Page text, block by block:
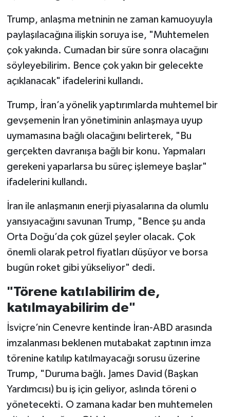
Trump, anlaşma metninin ne zaman kamuoyuyla
paylaşılacağına ilişkin soruya ise, "Muhtemelen
çok yakında. Cumadan bir süre sonra olacağını
söyleyebilirim. Bence çok yakın bir gelecekte
açıklanacak" ifadelerini kullandı.
Trump, İran’a yönelik yaptırımlarda muhtemel bir
gevşemenin İran yönetiminin anlaşmaya uyup
uymamasına bağlı olacağını belirterek, "Bu
gerçekten davranışa bağlı bir konu. Yapmaları
gerekeni yaparlarsa bu süreç işlemeye başlar"
ifadelerini kullandı.
İran ile anlaşmanın enerji piyasalarına da olumlu
yansıyacağını savunan Trump, "Bence şu anda
Orta Doğu’da çok güzel şeyler olacak. Çok
önemli olarak petrol fiyatları düşüyor ve borsa
bugün roket gibi yükseliyor" dedi.
"Törene katılabilirim de,
katılmayabilirim de"
İsviçre’nin Cenevre kentinde İran-ABD arasında
imzalanması beklenen mutabakat zaptının imza
törenine katılıp katılmayacağı sorusu üzerine
Trump, "Duruma bağlı. James David (Başkan
Yardımcısı) bu iş için geliyor, aslında töreni o
yönetecekti. O zamana kadar ben muhtemelen